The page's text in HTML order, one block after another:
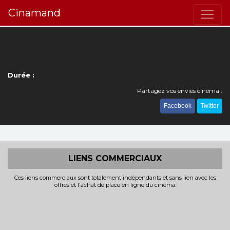
Cinamand
Durée :
Partagez vos envies cinéma :
Facebook Twitter
LIENS COMMERCIAUX
Ces liens commerciaux sont totalement indépendants et sans lien avec les
offres et l'achat de place en ligne du cinéma.